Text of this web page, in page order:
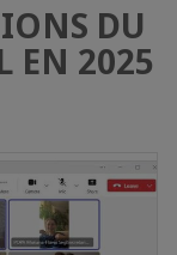
DU
EN 2025